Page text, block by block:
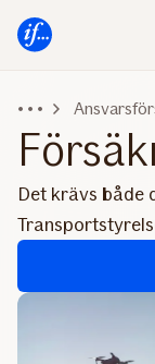
direkt
huvudmenyn
direkt
innehåll
Det krävs både